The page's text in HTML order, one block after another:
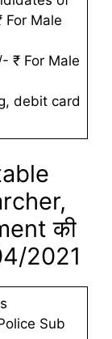
For Male
₹ For Male
debit card
की
2021
Sub